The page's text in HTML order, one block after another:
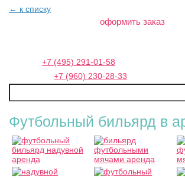
← к списку
оформить заказ
+7 (495) 291-01-58
+7 (960) 230-28-33
Футбольный бильярд в